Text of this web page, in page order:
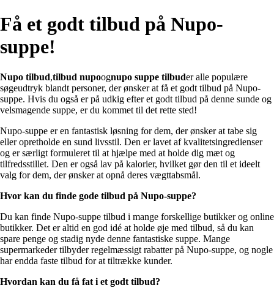
Få et godt tilbud på Nupo-
suppe!
Nupo tilbud,tilbud nupoognupo suppe tilbuder alle populære
søgeudtryk blandt personer, der ønsker at få et godt tilbud på Nupo-
suppe. Hvis du også er på udkig efter et godt tilbud på denne sunde og
velsmagende suppe, er du kommet til det rette sted!
Nupo-suppe er en fantastisk løsning for dem, der ønsker at tabe sig
eller opretholde en sund livsstil. Den er lavet af kvalitetsingredienser
og er særligt formuleret til at hjælpe med at holde dig mæt og
tilfredsstillet. Den er også lav på kalorier, hvilket gør den til et ideelt
valg for dem, der ønsker at opnå deres vægttabsmål.
Hvor kan du finde gode tilbud på Nupo-suppe?
Du kan finde Nupo-suppe tilbud i mange forskellige butikker og online
butikker. Det er altid en god idé at holde øje med tilbud, så du kan
spare penge og stadig nyde denne fantastiske suppe. Mange
supermarkeder tilbyder regelmæssigt rabatter på Nupo-suppe, og nogle
har endda faste tilbud for at tiltrække kunder.
Hvordan kan du få fat i et godt tilbud?